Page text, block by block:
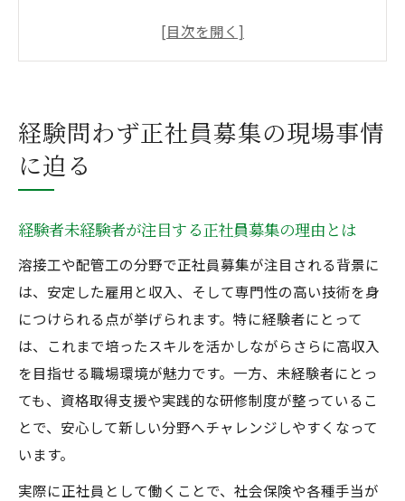
溶接工や配管工の求人動向と人手不足の現
ト
溶接工転職市場で求められる経験と技術力
正社員募集で実現する溶接工の安定収入の
秘訣
経験者未経験者が配管工で収入アップを目
指すには
溶接工求人選びのポイントと収入の違いを
解説
配管工として正社員就職する際の給与相場
とは
未経験者も挑戦しやすい溶接工の魅力とは
経験問わず正社員募集の現場事情
に迫る
経験者未経験者が注目する正社員募集の理由とは
溶接工や配管工の分野で正社員募集が注目される背景に
は、安定した雇用と収入、そして専門性の高い技術を身
につけられる点が挙げられます。特に経験者にとって
は、これまで培ったスキルを活かしながらさらに高収入
を目指せる職場環境が魅力です。一方、未経験者にとっ
ても、資格取得支援や実践的な研修制度が整っているこ
とで、安心して新しい分野へチャレンジしやすくなって
います。
実際に正社員として働くことで、社会保険や各種手当が